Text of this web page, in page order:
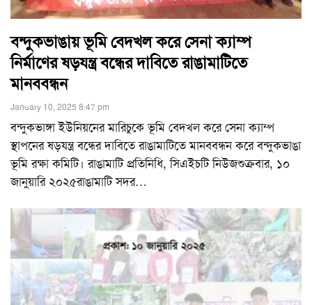
বন্দুকভাঙায় ভূমি বেদখল করে সেনা ক্যাম্প
নির্মাণের ষড়যন্ত্র বন্ধের দাবিতে রাঙামাটিতে
মানববন্ধন
January 10, 2025 8:47 pm
বন্দুকভাঙ্গা ইউনিয়নের মারিচুকে ভূমি বেদখল করে সেনা ক্যাম্প
স্থাপনের ষড়যন্ত্র বন্ধের দাবিতে রাঙামাটিতে মানববন্ধন করে বন্দুকভাঙা
ভূমি রক্ষা কমিটি। রাঙামাটি প্রতিনিধি, সিএইচটি নিউজশুক্রবার, ১০
জানুয়ারি ২০২৫রাঙামাটি সদর…